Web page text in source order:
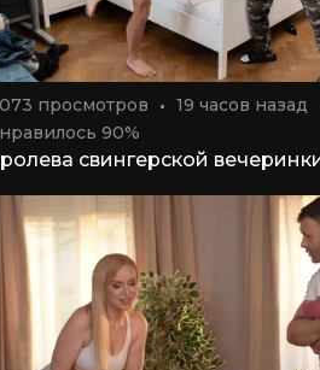
просмотров
19 часов назад
90%
свингерской